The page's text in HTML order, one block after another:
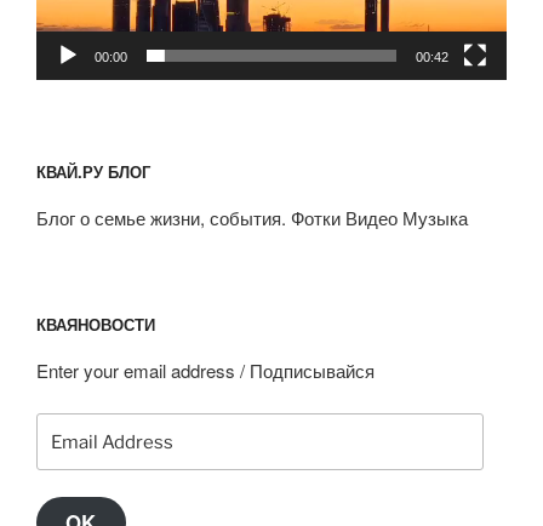
00:00 00:42
КВАЙ.РУ БЛОГ
Блог о семье жизни, события. Фотки Видео Музыка
КВАЯНОВОСТИ
Enter your email address / Подписывайся
Address